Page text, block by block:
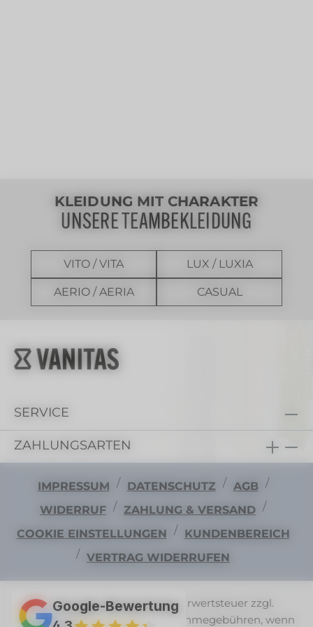
KLEIDUNG MIT CHARAKTER
UNSERE TEAMBEKLEIDUNG
VITO / VITA LUX / LUXIA
AERIO / AERIA CASUAL
SERVICE
ZAHLUNGSARTEN
IMPRESSUM / DATENSCHUTZ / AGB /
WIDERRUF / ZAHLUNG & VERSAND /
COOKIE EINSTELLUNGEN /
KUNDENBEREICH
/ VERTRAG WIDERRUFEN
Alle Preise exkl. gesetzl. Mehrwertsteuer zzgl.
Versandkosten
und ggf. Nachnahmegebühren, wenn
Google-Bewertung